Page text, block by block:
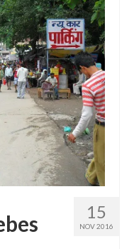
15
NOV 2016